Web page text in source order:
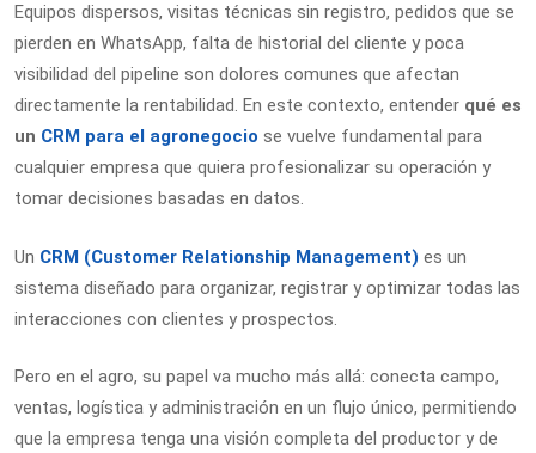
Equipos dispersos, visitas técnicas sin registro, pedidos que se
pierden en WhatsApp, falta de historial del cliente y poca
visibilidad del pipeline son dolores comunes que afectan
directamente la rentabilidad. En este contexto, entender qué es
un CRM para el agronegocio se vuelve fundamental para
cualquier empresa que quiera profesionalizar su operación y
tomar decisiones basadas en datos.
Un CRM (Customer Relationship Management) es un
sistema diseñado para organizar, registrar y optimizar todas las
interacciones con clientes y prospectos.
Pero en el agro, su papel va mucho más allá: conecta campo,
ventas, logística y administración en un flujo único, permitiendo
que la empresa tenga una visión completa del productor y de